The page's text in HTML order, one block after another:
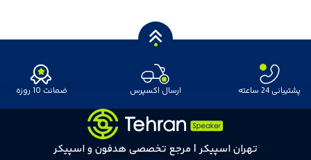
پشتیبانی 24 ساعته ارسال اکسپرس ضمانت 10 روزه
تهران اسپیکر | مرجع تخصصی هدفون و اسپیکر